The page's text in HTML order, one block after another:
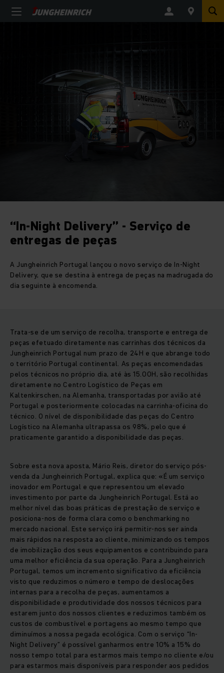
“In-Night Delivery” - Serviço de
entregas de peças
A Jungheinrich Portugal lançou o novo serviço de In-Night
Delivery, que se destina à entrega de peças na madrugada do
dia seguinte à encomenda.
Trata-se de um serviço de recolha, transporte e entrega de
peças efetuado diretamente nas carrinhas dos técnicos da
Jungheinrich Portugal num prazo de 24H e que abrange todo
o território Portugal continental. As peças encomendadas
pelos técnicos no próprio dia, até às 15.00H, são recolhidas
diretamente no Centro Logístico de Peças em
Kaltenkirschen, na Alemanha, transportadas por avião até
Portugal e posteriormente colocadas na carrinha-oficina do
técnico. O nível de disponibilidade das peças do Centro
Logístico na Alemanha ultrapassa os 98%, pelo que é
praticamente garantido a disponibilidade das peças.
Sobre esta nova aposta, Mário Reis, diretor do serviço pós-
venda da Jungheinrich Portugal, explica que: «É um serviço
inovador em Portugal e que representou um elevado
investimento por parte da Jungheinrich Portugal. Está ao
melhor nível das boas práticas de prestação de serviço e
posiciona-nos de forma clara como o benchmarking no
mercado nacional. Este serviço irá permitir-nos ser ainda
mais rápidos na resposta ao cliente, minimizando os tempos
de imobilização dos seus equipamentos e contribuindo para
uma melhor eficiência da sua operação. Para a Jungheinrich
Portugal, temos um incremento significativo da eficiência
visto que reduzimos o número e tempo de deslocações
internas para a recolha de peças, aumentamos a
disponibilidade e produtividade dos nossos técnicos para
estarem junto dos nossos clientes e reduzimos também os
custos de combustível e portagens ao mesmo tempo que
diminuímos a nossa pegada ecológica. Com o serviço “In-
Night Delivery” é possível ganharmos entre 10% a 15% do
nosso tempo total para estarmos mais tempo no cliente e/ou
para estarmos mais disponíveis para responder aos pedidos